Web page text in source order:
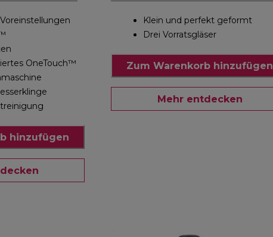
OneTouch™
hinzufügen
Klein und perfekt geformt
Drei Vorratsgläser
Zum Warenkorb hinzufügen
Mehr entdecken